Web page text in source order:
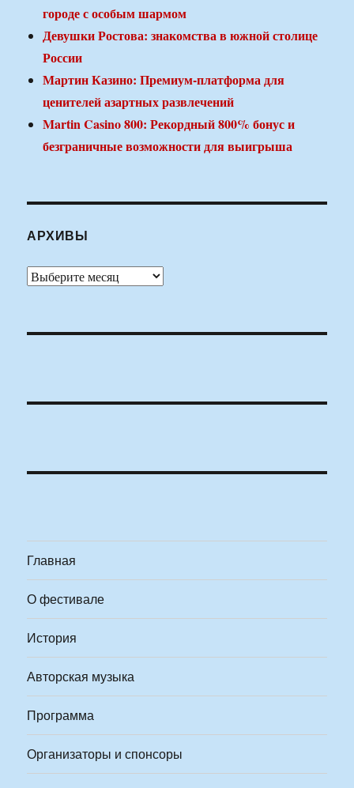
городе с особым шармом
Девушки Ростова: знакомства в южной столице
России
Мартин Казино: Премиум-платформа для
ценителей азартных развлечений
Martin Casino 800: Рекордный 800% бонус и
безграничные возможности для выигрыша
АРХИВЫ
Архивы
Главная
О фестивале
История
Авторская музыка
Программа
Организаторы и спонсоры